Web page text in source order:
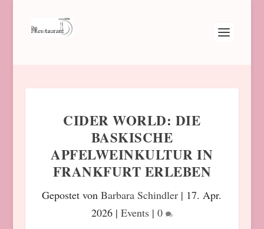
CIDER WORLD: DIE
BASKISCHE
APFELWEINKULTUR IN
FRANKFURT ERLEBEN
Gepostet vonBarbara Schindler | 17. Apr.
2026| Events| 0